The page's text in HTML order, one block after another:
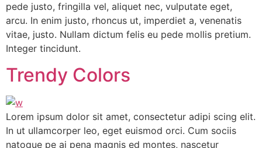
pede justo, fringilla vel, aliquet nec, vulputate eget,
arcu. In enim justo, rhoncus ut, imperdiet a, venenatis
vitae, justo. Nullam dictum felis eu pede mollis pretium.
Integer tincidunt.
Trendy Colors
Lorem ipsum dolor sit amet, consectetur adipi scing elit.
In ut ullamcorper leo, eget euismod orci. Cum sociis
natoque pe ai pena magnis ed montes, nascetur